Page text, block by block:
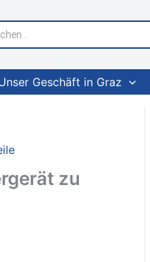
Geschäft in Graz
zu